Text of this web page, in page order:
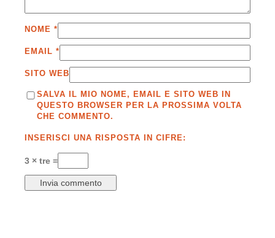
NOME *
EMAIL *
SITO WEB
SALVA IL MIO NOME, EMAIL E SITO WEB IN
QUESTO BROWSER PER LA PROSSIMA VOLTA
CHE COMMENTO.
INSERISCI UNA RISPOSTA IN CIFRE:
3 × tre =